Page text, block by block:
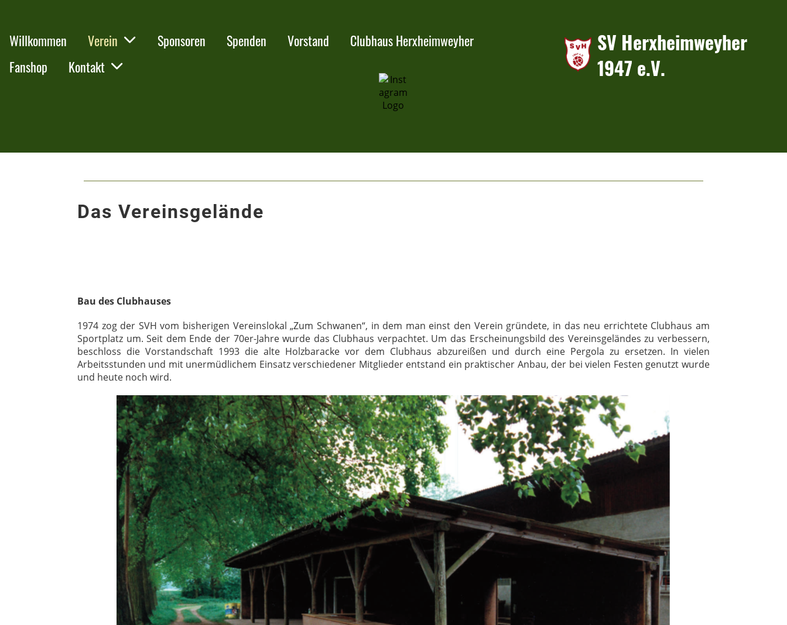
Willkommen Verein Sponsoren Spenden Vorstand
Clubhaus Herxheimweyher
Fanshop
Kontakt
SV Herxheimweyher
1947 e.V.
Das Vereinsgelände
Bau des Clubhauses
1974 zog der SVH vom bisherigen Vereinslokal „Zum Schwanen“, in dem man einst den Verein gründete, in das neu errichtete Clubhaus am
Sportplatz um. Seit dem Ende der 70er-Jahre wurde das Clubhaus verpachtet. Um das Erscheinungsbild des Vereinsgeländes zu verbessern,
beschloss die Vorstandschaft 1993 die alte Holzbaracke vor dem Clubhaus abzureißen und durch eine Pergola zu ersetzen. In vielen
Arbeitsstunden und mit unermüdlichem Einsatz verschiedener Mitglieder entstand ein praktischer Anbau, der bei vielen Festen genutzt wurde
und heute noch wird.